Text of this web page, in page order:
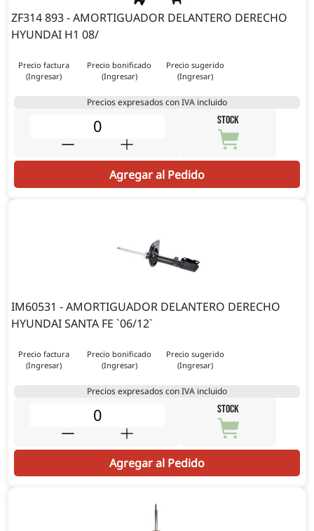
ZF314 893 - AMORTIGUADOR DELANTERO DERECHO
HYUNDAI H1 08/
Precio factura
(Ingresar)
Precio bonificado
(Ingresar)
Precio sugerido
(Ingresar)
Precios expresados con IVA incluido
STOCK
Agregar al Pedido
IM60531 - AMORTIGUADOR DELANTERO DERECHO
HYUNDAI SANTA FE `06/12`
Precio factura
(Ingresar)
Precio bonificado
(Ingresar)
Precio sugerido
(Ingresar)
Precios expresados con IVA incluido
STOCK
Agregar al Pedido